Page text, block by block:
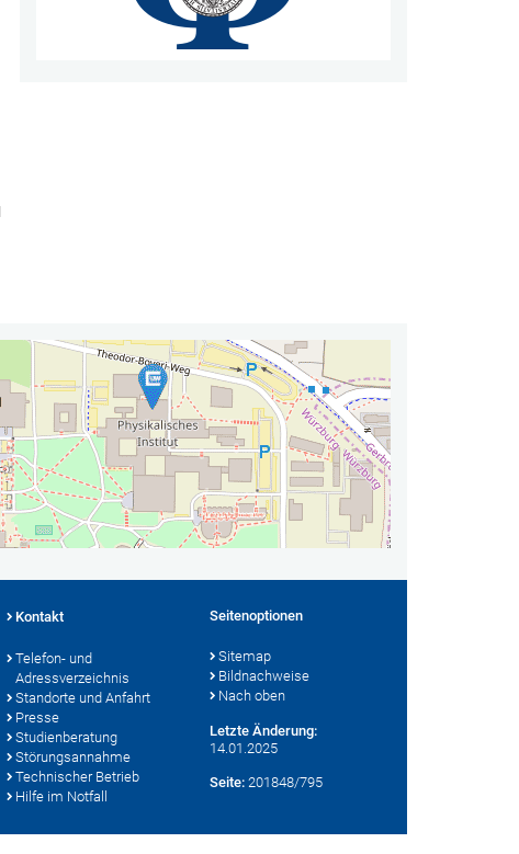
Kontakt
Telefon- und
Adressverzeichnis
Standorte und Anfahrt
Presse
Studienberatung
Störungsannahme
Technischer Betrieb
Hilfe im Notfall
Seitenoptionen
Sitemap
Bildnachweise
Nach oben
Letzte Änderung:
14.01.2025
Seite: 201848/795